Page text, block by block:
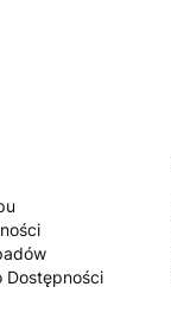
Dostępności